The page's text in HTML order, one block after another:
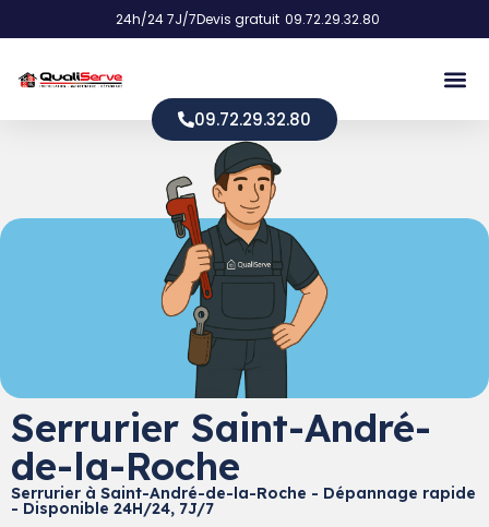
24h/24 7J/7Devis gratuit 09.72.29.32.80
09.72.29.32.80
Serrurier Saint-André-
de-la-Roche
Serrurier à Saint-André-de-la-Roche - Dépannage rapide
- Disponible 24H/24, 7J/7